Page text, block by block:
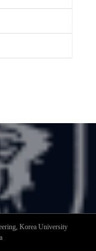
Korea University